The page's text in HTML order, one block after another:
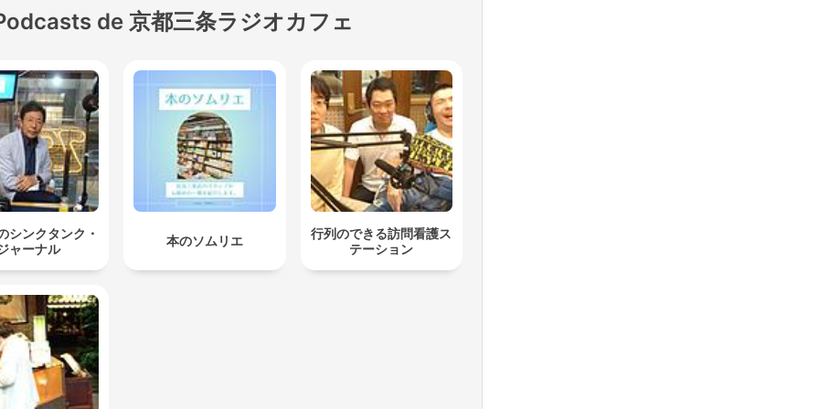
de 京都三条ラジオカフェ
シンクタンク・
ャーナル
本のソムリエ
行列のできる訪問看護ス
テーション